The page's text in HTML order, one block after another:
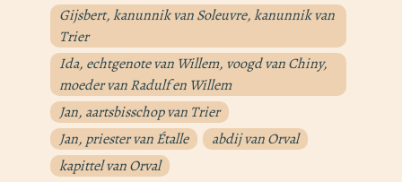
Gijsbert, kanunnik van Soleuvre, kanunnik van
Trier
Ida, echtgenote van Willem, voogd van Chiny,
moeder van Radulf en Willem
Jan, aartsbisschop van Trier
Jan, priester van Étalle
abdij van Orval
kapittel van Orval